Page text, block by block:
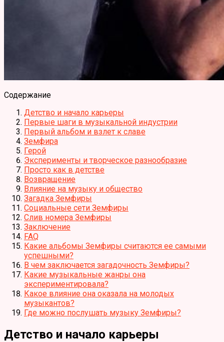
Содержание
Детство и начало карьеры
Первые шаги в музыкальной индустрии
Первый альбом и взлет к славе
Земфира
Герой
Эксперименты и творческое разнообразие
Просто как в детстве
Возвращение
Влияние на музыку и общество
Загадка Земфиры
Социальные сети Земфиры
Слив номера Земфиры
Заключение
FAQ
Какие альбомы Земфиры считаются ее самыми
успешными?
В чем заключается загадочность Земфиры?
Какие музыкальные жанры она
экспериментировала?
Какое влияние она оказала на молодых
музыкантов?
Где можно послушать музыку Земфиры?
Детство и начало карьеры